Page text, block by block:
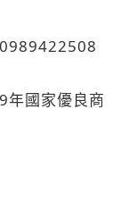
年國家優良商